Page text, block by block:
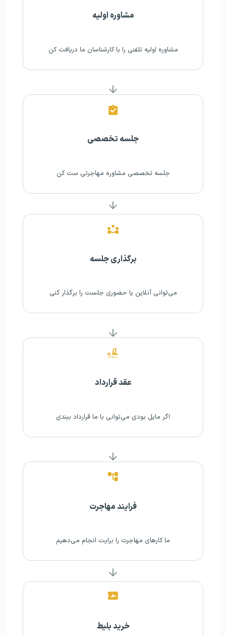
مشاوره اولیه
مشاوره اولیه تلفنی‌ را با کارشناسان ما دریافت کن
جلسه تخصصی
جلسه تخصصی مشاوره مهاجرتی ست کن
برگذاری جلسه
می‌توانی آنلاین یا حضوری جلست را برگذار کنی
عقد قرارداد
اگر مایل بودی می‌توانی با ما قرارداد ببندی
فرایند مهاجرت
ما کارهای مهاجرت را برایت انجام می‌دهیم
خرید بلیط